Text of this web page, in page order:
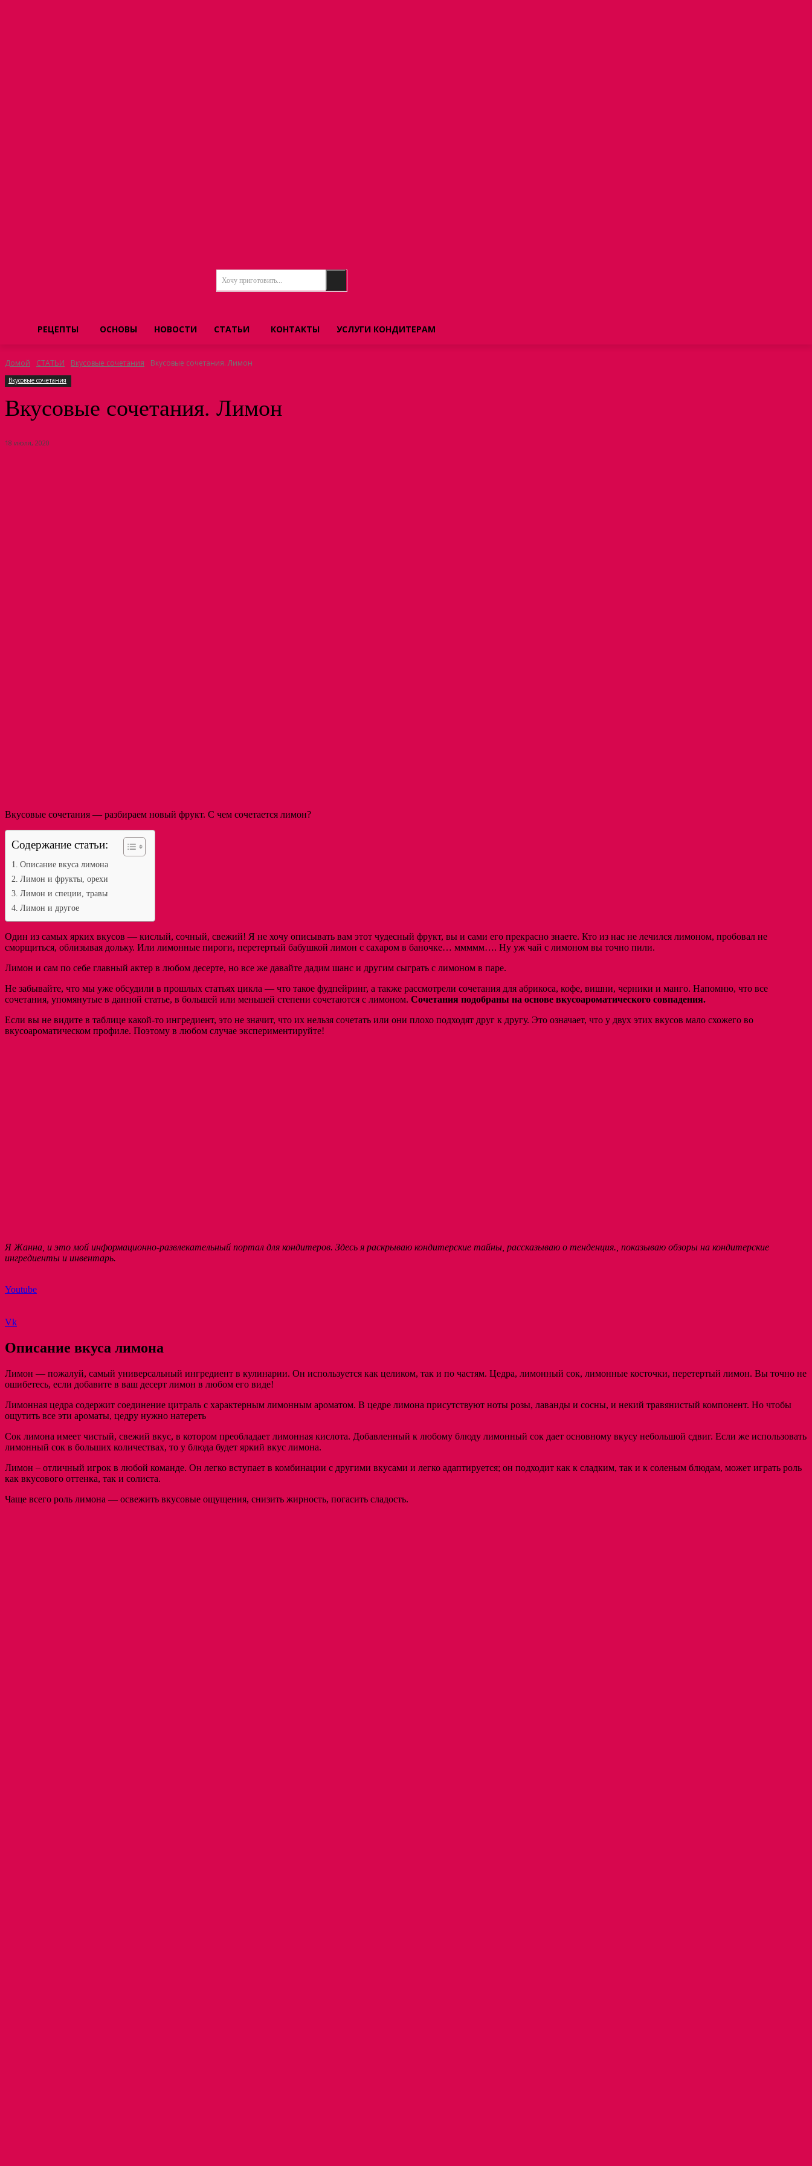
Хочу приготовить...
РЕЦЕПТЫ ОСНОВЫ НОВОСТИ СТАТЬИ КОНТАКТЫ УСЛУГИ КОНДИТЕРАМ
Домой СТАТЬИ Вкусовые сочетания Вкусовые сочетания. Лимон
Вкусовые сочетания
Вкусовые сочетания. Лимон
18 июля, 2020
Вкусовые сочетания — разбираем новый фрукт. С чем сочетается лимон?
Содержание статьи:
Описание вкуса лимона
Лимон и фрукты, орехи
Лимон и специи, травы
Лимон и другое
Один из самых ярких вкусов — кислый, сочный, свежий! Я не хочу описывать вам этот чудесный фрукт, вы и сами его прекрасно знаете. Кто из нас не лечился лимоном, пробовал не
сморщиться, облизывая дольку. Или лимонные пироги, перетертый бабушкой лимон с сахаром в баночке… ммммм…. Ну уж чай с лимоном вы точно пили.
Лимон и сам по себе главный актер в любом десерте, но все же давайте дадим шанс и другим сыграть с лимоном в паре.
Не забывайте, что мы уже обсудили в прошлых статьях цикла — что такое фудпейринг, а также рассмотрели сочетания для абрикоса, кофе, вишни, черники и манго. Напомню, что все
сочетания, упомянутые в данной статье, в большей или меньшей степени сочетаются с лимоном. Сочетания подобраны на основе вкусоароматического совпадения.
Если вы не видите в таблице какой-то ингредиент, это не значит, что их нельзя сочетать или они плохо подходят друг к другу. Это означает, что у двух этих вкусов мало схожего во
вкусоароматическом профиле. Поэтому в любом случае экспериментируйте!
Я Жанна, и это мой информационно-развлекательный портал для кондитеров. Здесь я раскрываю кондитерские тайны, рассказываю о тенденция., показываю обзоры на кондитерские
ингредиенты и инвентарь.
Youtube
Vk
Описание вкуса лимона
Лимон — пожалуй, самый универсальный ингредиент в кулинарии. Он используется как целиком, так и по частям. Цедра, лимонный сок, лимонные косточки, перетертый лимон. Вы точно не
ошибетесь, если добавите в ваш десерт лимон в любом его виде!
Лимонная цедра содержит соединение цитраль с характерным лимонным ароматом. В цедре лимона присутствуют ноты розы, лаванды и сосны, и некий травянистый компонент. Но чтобы
ощутить все эти ароматы, цедру нужно натереть
Сок лимона имеет чистый, свежий вкус, в котором преобладает лимонная кислота. Добавленный к любому блюду лимонный сок дает основному вкусу небольшой сдвиг. Если же использовать
лимонный сок в больших количествах, то у блюда будет яркий вкус лимона.
Лимон – отличный игрок в любой команде. Он легко вступает в комбинации с другими вкусами и легко адаптируется; он подходит как к сладким, так и к соленым блюдам, может играть роль
как вкусового оттенка, так и солиста.
Чаще всего роль лимона — освежить вкусовые ощущения, снизить жирность, погасить сладость.